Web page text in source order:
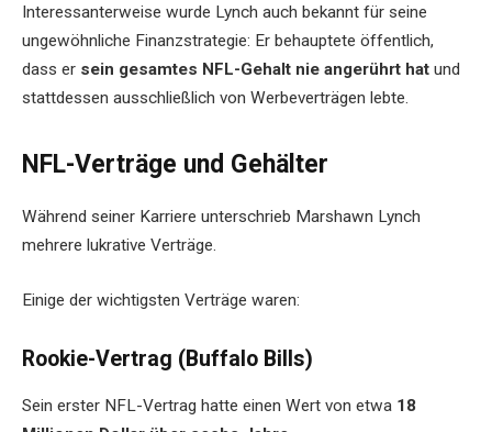
Interessanterweise wurde Lynch auch bekannt für seine
ungewöhnliche Finanzstrategie: Er behauptete öffentlich,
dass er sein gesamtes NFL-Gehalt nie angerührt hat und
stattdessen ausschließlich von Werbeverträgen lebte.
NFL-Verträge und Gehälter
Während seiner Karriere unterschrieb Marshawn Lynch
mehrere lukrative Verträge.
Einige der wichtigsten Verträge waren:
Rookie-Vertrag (Buffalo Bills)
Sein erster NFL-Vertrag hatte einen Wert von etwa 18